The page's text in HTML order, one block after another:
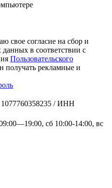
свое согласие на сбор и
в соответствии с
Пользовательского
получать рекламные и
/ ИНН
сб 10:00-14:00, вс